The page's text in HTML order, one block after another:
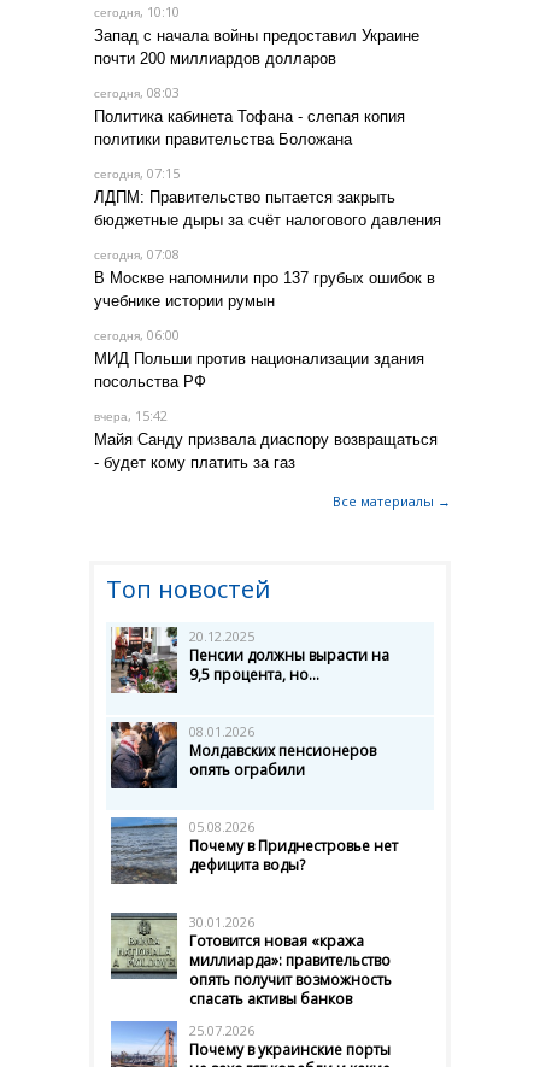
сегодня, 10:10
Запад с начала войны предоставил Украине
почти 200 миллиардов долларов
сегодня, 08:03
Политика кабинета Тофана - слепая копия
политики правительства Боложана
сегодня, 07:15
ЛДПМ: Правительство пытается закрыть
бюджетные дыры за счёт налогового давления
сегодня, 07:08
В Москве напомнили про 137 грубых ошибок в
учебнике истории румын
сегодня, 06:00
МИД Польши против национализации здания
посольства РФ
вчера, 15:42
Майя Санду призвала диаспору возвращаться
- будет кому платить за газ
Все материалы →
Топ новостей
20.12.2025
Пенсии должны вырасти на
9,5 процента, но...
08.01.2026
Молдавских пенсионеров
опять ограбили
05.08.2026
Почему в Приднестровье нет
дефицита воды?
30.01.2026
Готовится новая «кража
миллиарда»: правительство
опять получит возможность
спасать активы банков
25.07.2026
Почему в украинские порты